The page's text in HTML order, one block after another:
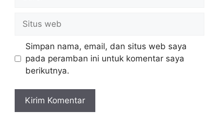
web
Simpan nama, email, dan situs web saya
pada peramban ini untuk komentar saya
berikutnya.